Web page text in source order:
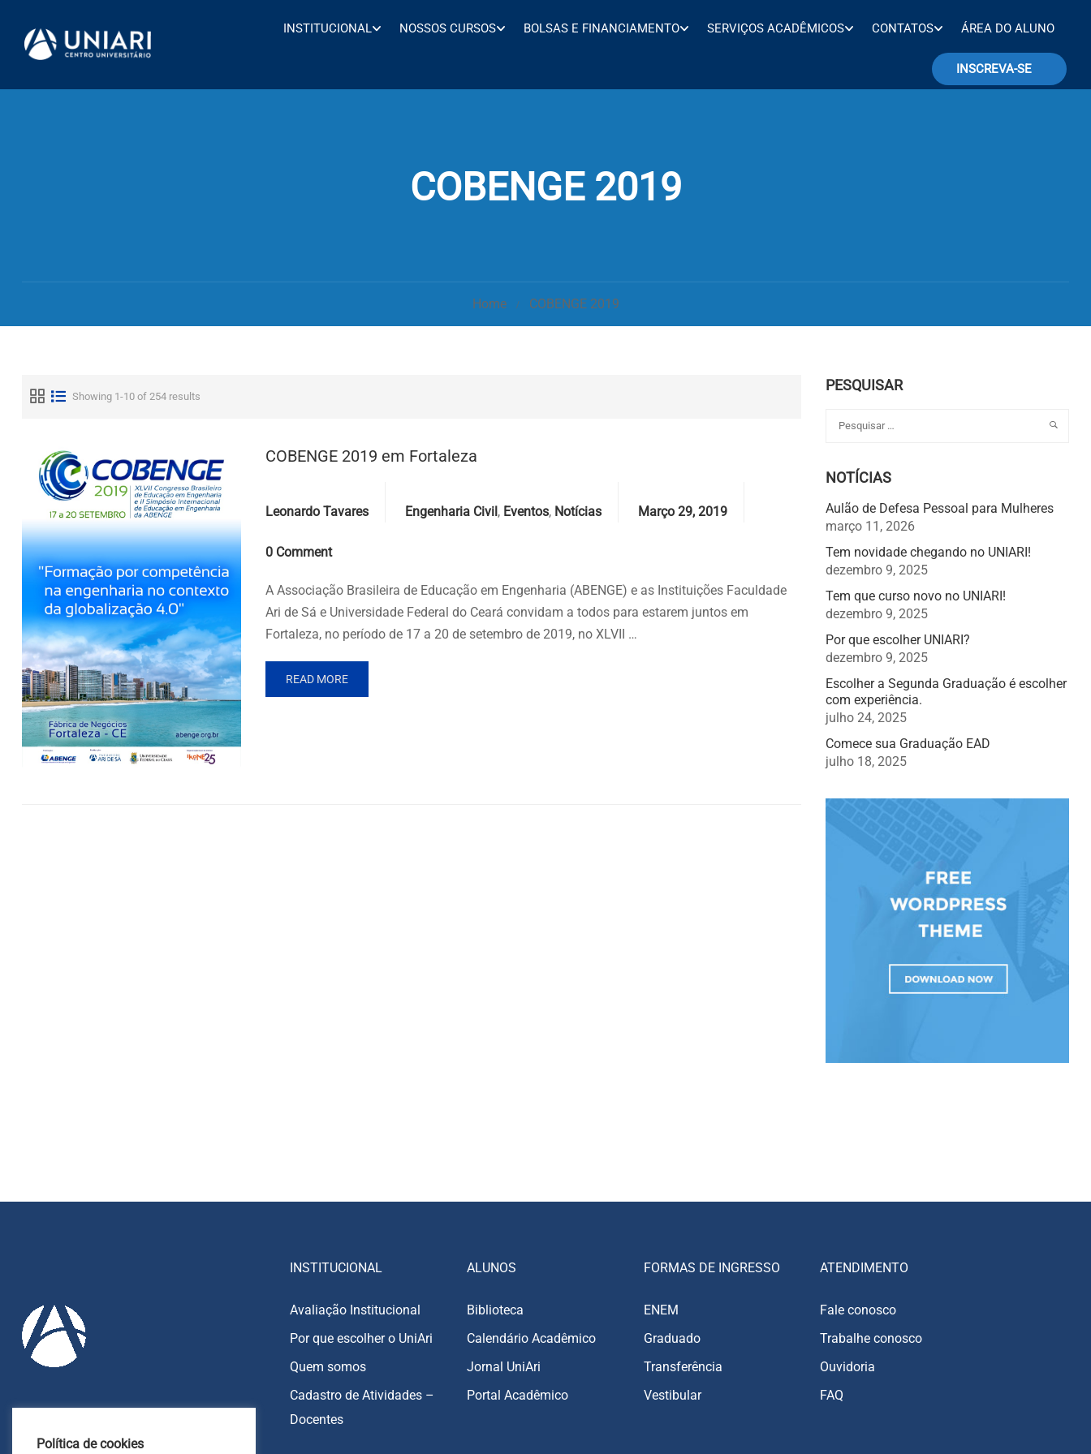
INSTITUCIONAL NOSSOS CURSOS BOLSAS E FINANCIAMENTO SERVIÇOS ACADÊMICOS CONTATOS ÁREA DO ALUNO
INSCREVA-SE
COBENGE 2019
Home COBENGE 2019
Showing 1-10 of 254 results
COBENGE 2019 em Fortaleza
Leonardo Tavares Engenharia Civil, Eventos, Notícias Março 29, 2019
0 Comment
A Associação Brasileira de Educação em Engenharia (ABENGE) e as Instituições Faculdade
Ari de Sá e Universidade Federal do Ceará convidam a todos para estarem juntos em
Fortaleza, no período de 17 a 20 de setembro de 2019, no XLVII …
READ MORE
PESQUISAR
NOTÍCIAS
Aulão de Defesa Pessoal para Mulheres
março 11, 2026
Tem novidade chegando no UNIARI!
dezembro 9, 2025
Tem que curso novo no UNIARI!
dezembro 9, 2025
Por que escolher UNIARI?
dezembro 9, 2025
Escolher a Segunda Graduação é escolher
com experiência.
julho 24, 2025
Comece sua Graduação EAD
julho 18, 2025
85 9213-7151
INSTITUCIONAL
Avaliação Institucional
Por que escolher o UniAri
Quem somos
Cadastro de Atividades –
Docentes
ALUNOS
Biblioteca
Calendário Acadêmico
Jornal UniAri
Portal Acadêmico
FORMAS DE INGRESSO
ENEM
Graduado
Transferência
Vestibular
ATENDIMENTO
Fale conosco
Trabalhe conosco
Ouvidoria
FAQ
Política de cookies